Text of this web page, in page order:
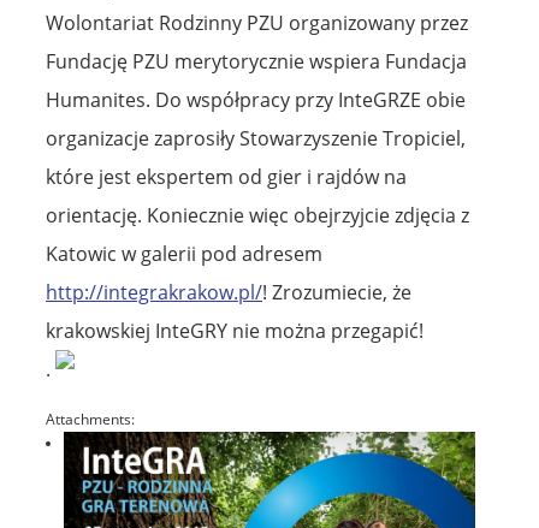
Wolontariat Rodzinny PZU organizowany przez
Fundację PZU merytorycznie wspiera Fundacja
Humanites. Do współpracy przy InteGRZE obie
organizacje zaprosiły Stowarzyszenie Tropiciel,
które jest ekspertem od gier i rajdów na
orientację. Koniecznie więc obejrzyjcie zdjęcia z
Katowic w galerii pod adresem
http://integrakrakow.pl/! Zrozumiecie, że
krakowskiej InteGRY nie można przegapić!
.
Attachments: